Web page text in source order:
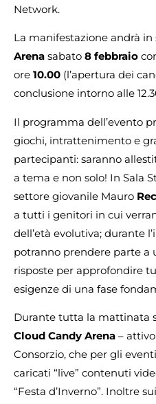
Network.
La manifestazione andrà in
Arena sabato 8 febbraio
ore 10.00 (l’apertura dei
conclusione intorno alle
Il programma dell’evento
giochi, intrattenimento e
partecipanti: saranno
a tema e non solo! In Sala
settore giovanile Mauro
a tutti i genitori in cui
dell’età evolutiva; durante
potranno prendere parte a
risposte per approfondire
esigenze di una fase
Durante tutta la mattinata
Cloud Candy Arena –
Consorzio, che per gli
caricati “live” contenuti
“Festa d’Inverno”. Inoltre